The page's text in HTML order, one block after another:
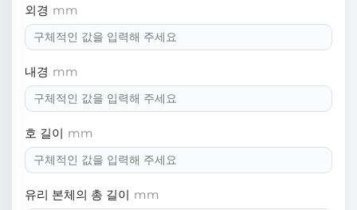
외경 mm
내경 mm
호 길이 mm
유리 본체의 총 길이 mm